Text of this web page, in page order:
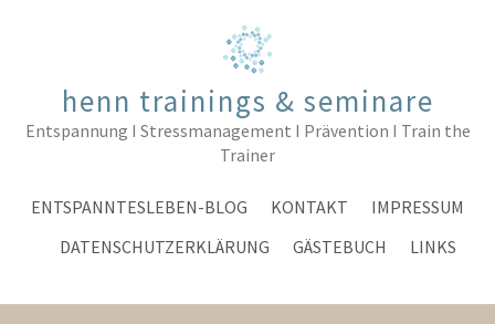
henn trainings & seminare
Entspannung I Stressmanagement I Prävention I Train the
Trainer
ENTSPANNTESLEBEN-BLOG KONTAKT
IMPRESSUM
DATENSCHUTZERKLÄRUNG
GÄSTEBUCH LINKS